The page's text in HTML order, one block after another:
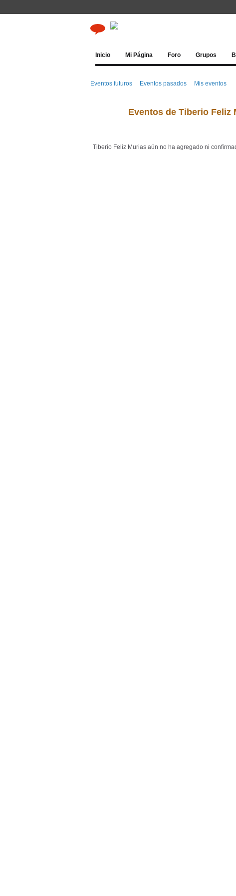
Inicio Mi Página Foro Grupos
Eventos futuros Eventos pasados Mis eventos
Eventos de Tiberio Feliz
Tiberio Feliz Murias aún no ha agregado ni